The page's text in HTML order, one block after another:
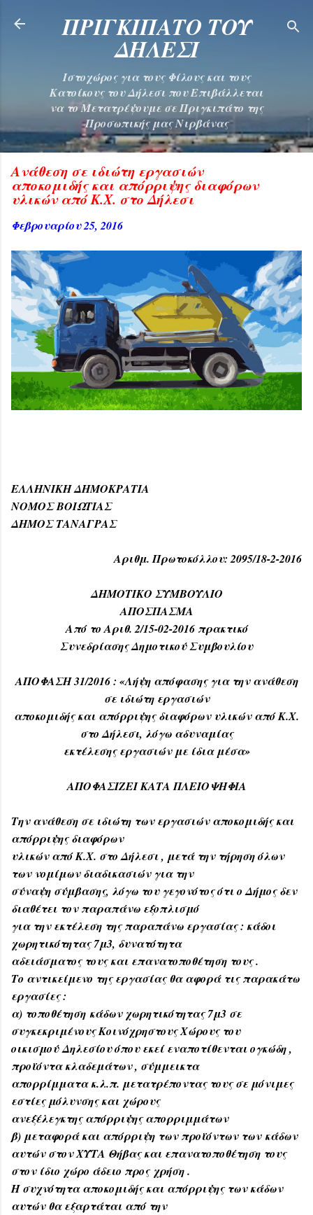
Μετάβαση στο κύριο περιεχόμενο
ΠΡΙΓΚΙΠΑΤΟ ΤΟΥ
ΔΗΛΕΣΙ
Ιστοχώρος για τους Φίλους και τους
Κατοίκους του Δήλεσι που Επιβάλλεται
να το Μετατρέψουμε σε Πριγκιπάτο της
Προσωπικής μας Νιρβάνας
Ανάθεση σε ιδιώτη εργασιών
αποκομιδής και απόρριψης διαφόρων
υλικών από Κ.Χ. στο Δήλεσι
Φεβρουαρίου 25, 2016
ΕΛΛΗΝΙΚΗ ΔΗΜΟΚΡΑΤΙΑ
ΝΟΜΟΣ ΒΟΙΩΤΙΑΣ
ΔΗΜΟΣ ΤΑΝΑΓΡΑΣ
Αριθμ. Πρωτοκόλλου: 2095/18-2-2016
ΔΗΜΟΤΙΚΟ ΣΥΜΒΟΥΛΙΟ
ΑΠΟΣΠΑΣΜΑ
Από το Αριθ. 2/15-02-2016 πρακτικό
Συνεδρίασης Δημοτικού Συμβουλίου
ΑΠΟΦΑΣΗ 31/2016 : «Λήψη απόφασης για την ανάθεση
σε ιδιώτη εργασιών
αποκομιδής και απόρριψης διαφόρων υλικών από Κ.Χ.
στο Δήλεσι, λόγω αδυναμίας
εκτέλεσης εργασιών με ίδια μέσα»
ΑΠΟΦΑΣΙΖΕΙ ΚΑΤΑ ΠΛΕΙΟΨΗΦΙΑ
Την ανάθεση σε ιδιώτη των εργασιών αποκομιδής και
απόρριψης διαφόρων
υλικών από Κ.Χ. στο Δήλεσι , μετά την τήρηση όλων
των νομίμων διαδικασιών για την
σύναψη σύμβασης, λόγω του γεγονότος ότι ο Δήμος δεν
διαθέτει τον παραπάνω εξοπλισμό
για την εκτέλεση της παραπάνω εργασίας : κάδοι
χωρητικότητας 7μ3, δυνατότητα
αδειάσματος τους και επανατοποθέτηση τους .
Το αντικείμενο της εργασίας θα αφορά τις παρακάτω
εργασίες :
α) τοποθέτηση κάδων χωρητικότητας 7μ3 σε
συγκεκριμένους Κοινόχρηστους Χώρους του
οικισμούΔηλεσίου όπου εκεί εναποτίθενται ογκώδη ,
προϊόντα κλαδεμάτων , σύμμεικτα
απορρίμματα κ.λ.π. μετατρέποντας τους σε μόνιμες
εστίες μόλυνσης και χώρους
ανεξέλεγκτης απόρριψης απορριμμάτων
β) μεταφορά και απόρριψη των προϊόντων τωνκάδων
αυτών στον ΧΥΤΑ Θήβας και επανατοποθέτηση τους
στον ίδιο χώρο άδειο προς χρήση .
Η συχνότητα αποκομιδής και απόρριψης των κάδων
αυτών θα εξαρτάται από την